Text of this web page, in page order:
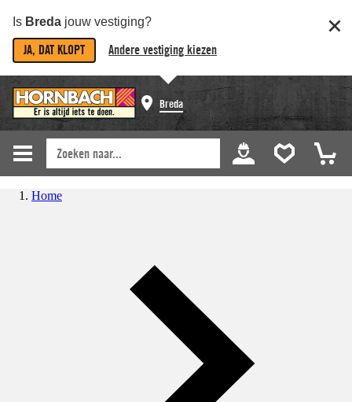
Is Breda jouw vestiging?
JA, DAT KLOPT Andere vestiging kiezen
Breda
Home